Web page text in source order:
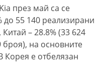
през май са се
до 55 140 реализирани
– 28.8% (33 624
броя), на основните
Корея е отбелязан